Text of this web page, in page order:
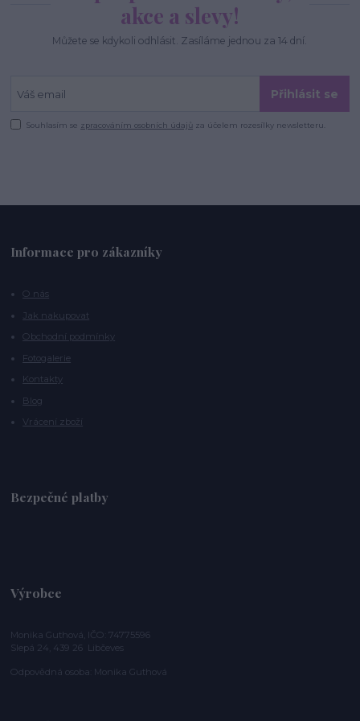
akce a slevy!
Můžete se kdykoli odhlásit. Zasíláme jednou za 14 dní.
Přihlásit se
Souhlasím se zpracováním osobních údajů za účelem rozesílky newsletteru.
Informace pro zákazníky
O nás
Jak nakupovat
Obchodní podmínky
Fotogalerie
Kontakty
Blog
Vrácení zboží
Bezpečné platby
Výrobce
Monika Guthová, IČO: 74775596
Slepá 24, 439 26 Libčeves
Odpovědná osoba: Monika Guthová